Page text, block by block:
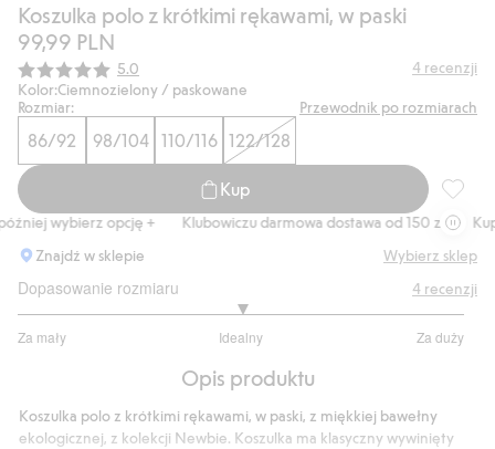
Koszulka polo z krótkimi rękawami, w paski
99,99 PLN
Średnia ocena:
5.0 4 recenzji
Kolor:Ciemnozielony / paskowane
Rozmiar:
Przewodnik po rozmiarach
86/92 98/104 110/116 122/128
Kup
wybierz opcję + Klubowiczu darmowa dostawa od 150 zł
Kup
Znajdź w sklepie
Wybierz sklep
Dopasowanie rozmiaru
Za mały Idealny Za duży
na
2
głosów
4 recenzji
Opis produktu
Koszulka polo z krótkimi rękawami, w paski, z miękkiej bawełny
ekologicznej, z kolekcji Newbie. Koszulka ma klasyczny wywinięty